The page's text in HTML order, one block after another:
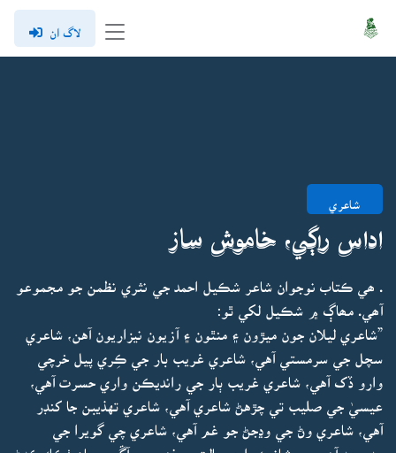
لاگ ان
شاعري
اداس راڳي، خاموش ساز
. ھي ڪتاب نوجوان شاعر شڪيل احمد جي نثري نظمن جو مجموعو
آھي. مھاڳ ۾ شڪيل لکي ٿو:
”شاعري ليلان جون ميڙون ۽ منٿون ۽ آزيون نيزاريون آهن، شاعري
سچل جي سرمستي آهي، شاعري غريب بار جي ڪِري پيل خرچي
وارو ڏک آهي، شاعري غريب ٻار جي رانديڪن واري حسرت آهي،
عيسيٰ جي صليب تي چڙهڻ شاعري آهي، شاعري تهذيبن جا کنڊر
آهي، شاعري وڻ جي وڍجڻ جو غم آهي، شاعري چي گويرا جي
جدوجهد آهي، پريشانيءَ واري حالت ۾ ذهن جي آڱرين مان ٺڪاءَ ڪڍڻ